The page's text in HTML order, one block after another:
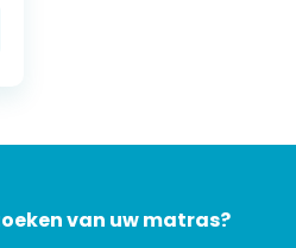
van uw matras?